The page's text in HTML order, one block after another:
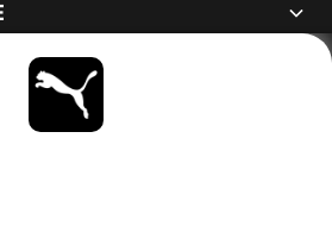
DEM LAUFENDEN